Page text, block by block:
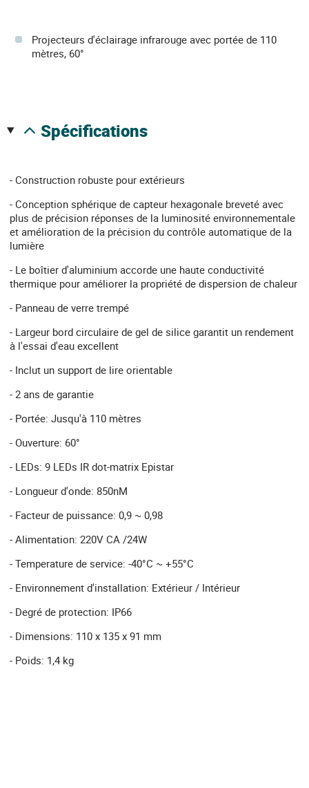
Projecteurs d'éclairage infrarouge avec portée de 110
mètres, 60°
spécifications
- Construction robuste pour extérieurs
- Conception sphérique de capteur hexagonale breveté avec
plus de précision réponses de la luminosité environnementale
et amélioration de la précision du contrôle automatique de la
lumière
- Le boîtier d'aluminium accorde une haute conductivité
thermique pour améliorer la propriété de dispersion de chaleur
- Panneau de verre trempé
- Largeur bord circulaire de gel de silice garantit un rendement
à l'essai d'eau excellent
- Inclut un support de lire orientable
- 2 ans de garantie
- Portée: Jusqu'à 110 mètres
- Ouverture: 60°
- LEDs: 9 LEDs IR dot-matrix Epistar
- Longueur d'onde: 850nM
- Facteur de puissance: 0,9 ~ 0,98
- Alimentation: 220V CA /24W
- Temperature de service: -40°C ~ +55°C
- Environnement d'installation: Extérieur / Intérieur
- Degré de protection: IP66
- Dimensions: 110 x 135 x 91 mm
- Poids: 1,4 kg